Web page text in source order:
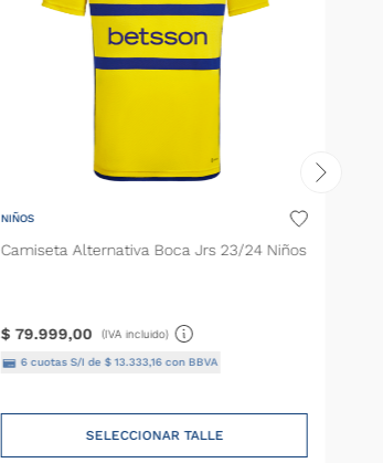
NIÑOS
Camiseta Alternativa Boca Jrs 23/24 Niños
$ 79.999,00 (IVA incluido)
6cuotas S/I de $ 13.333,16con BBVA
SELECCIONAR TALLE